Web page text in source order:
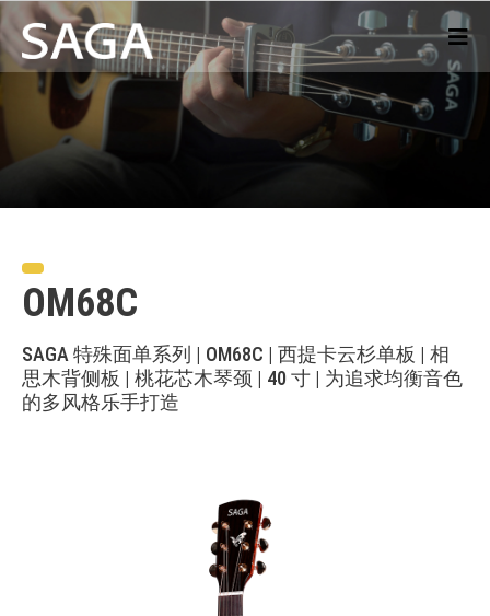
OM68C
SAGA 特殊面单系列 | OM68C | 西提卡云杉单板 | 相
思木背侧板 | 桃花芯木琴颈 | 40 寸 | 为追求均衡音色
的多风格乐手打造